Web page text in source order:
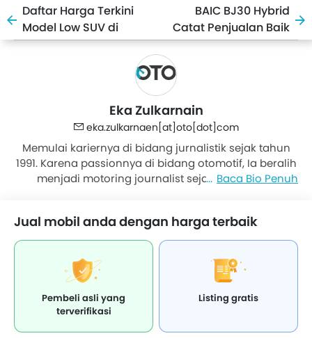
Daftar Harga Terkini
Model Low SUV di
Tengah Tahun, Ada
Xpander Cross hingga
BAIC BJ30 Hybrid
Catat Penjualan Baik
di GIIAS 2025, Target
Eka Zulkarnain
eka.zulkarnaen[at]oto[dot]com
Memulai kariernya di bidang jurnalistik sejak tahun
1991. Karena passionnya di bidang otomotif, Ia beralih
menjadi motoring journalist sejak tahun 1999.
dunia lainnya di berbagai belahan bumi.
Baca Bio Penuh
Jual mobil anda dengan harga terbaik
Pembeli asli yang
terverifikasi
Listing gratis